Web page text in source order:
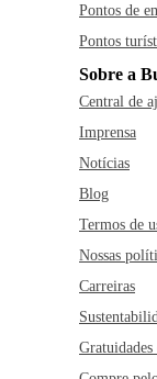
Pontos de
Pontos
Sobre a
Central de
Imprensa
Notícias
Blog
Termos de
Nossas
Carreiras